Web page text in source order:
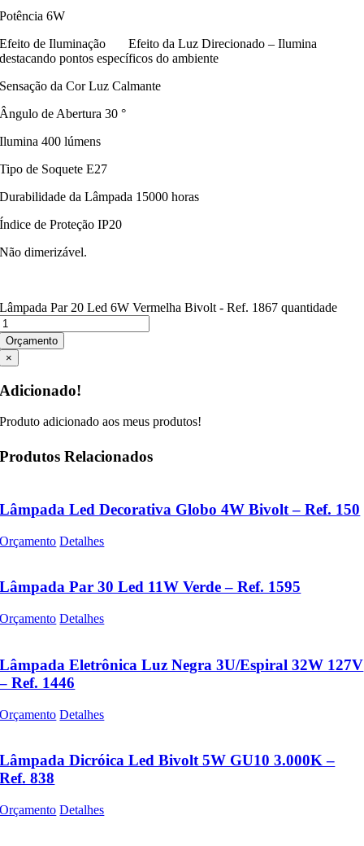
Potência 6W
Efeito de Iluminação Efeito da Luz Direcionado – Ilumina
destacando pontos específicos do ambiente
Sensação da Cor Luz Calmante
Ângulo de Abertura 30 °
Ilumina 400 lúmens
Tipo de Soquete E27
Durabilidade da Lâmpada 15000 horas
Índice de Proteção IP20
Não dimerizável.
Lâmpada Par 20 Led 6W Vermelha Bivolt - Ref. 1867 quantidade
Orçamento
×
Adicionado!
Produto adicionado aos meus produtos!
Produtos Relacionados
Lâmpada Led Decorativa Globo 4W Bivolt – Ref. 150
Orçamento Detalhes
Lâmpada Par 30 Led 11W Verde – Ref. 1595
Orçamento Detalhes
Lâmpada Eletrônica Luz Negra 3U/Espiral 32W 127V
– Ref. 1446
Orçamento Detalhes
Lâmpada Dicróica Led Bivolt 5W GU10 3.000K –
Ref. 838
Orçamento Detalhes